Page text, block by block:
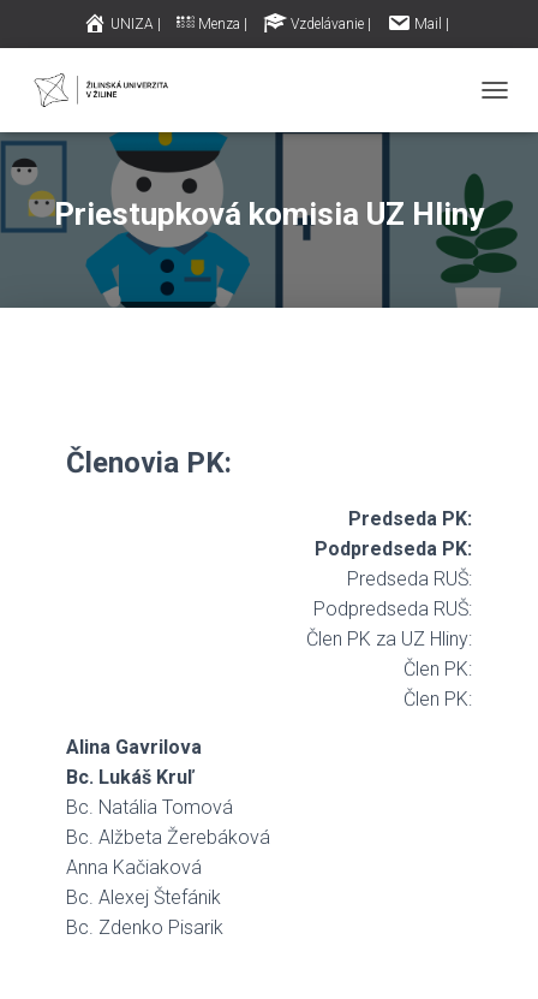
UNIZA | Menza | Vzdelávanie | Mail |
O
L
E
N
A
V
Priestupková komisia UZ Hliny
Členovia PK:
Predseda PK:
Podpredseda PK:
Predseda RUŠ:
Podpredseda RUŠ:
Člen PK za UZ Hliny:
Člen PK:
Člen PK:
Alina Gavrilova
Bc. Lukáš Kruľ
Bc. Natália Tomová
Bc. Alžbeta Žerebáková
Anna Kačiaková
Bc. Alexej Štefánik
Bc. Zdenko Pisarik